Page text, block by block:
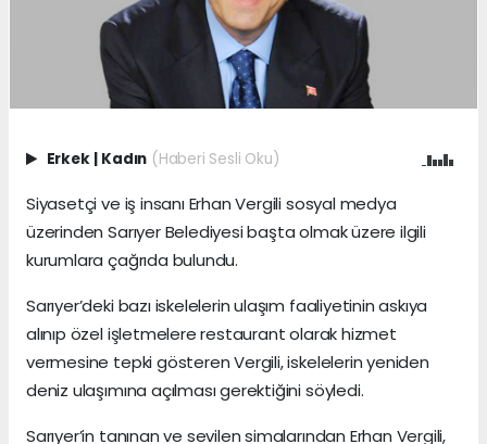
Erkek | Kadın (Haberi Sesli Oku)
Siyasetçi ve iş insanı Erhan Vergili sosyal medya
üzerinden Sarıyer Belediyesi başta olmak üzere ilgili
kurumlara çağrıda bulundu.
Sarıyer’deki bazı iskelelerin ulaşım faaliyetinin askıya
alınıp özel işletmelere restaurant olarak hizmet
vermesine tepki gösteren Vergili, iskelelerin yeniden
deniz ulaşımına açılması gerektiğini söyledi.
Sarıyer’in tanınan ve sevilen simalarından Erhan Vergili,